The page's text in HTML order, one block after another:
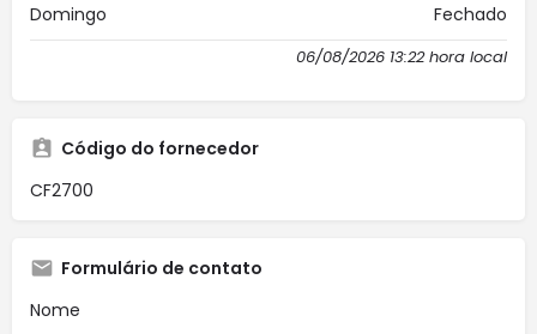
Domingo Fechado
06/08/2026 13:22 hora local
Código do fornecedor
CF2700
Formulário de contato
Nome